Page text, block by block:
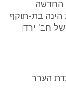
החדשה
הינה בת-תוקף
חב' ירדן
הערר